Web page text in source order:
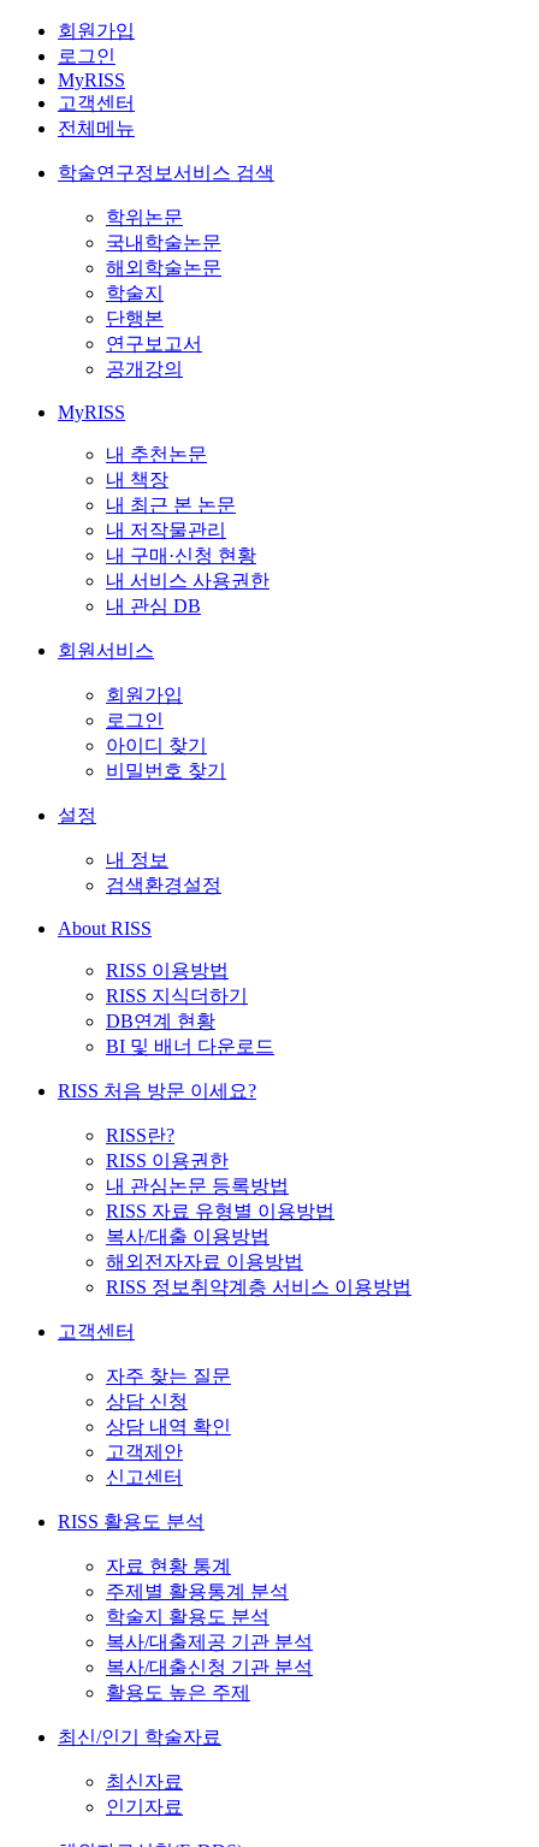
회원가입
로그인
MyRISS
고객센터
전체메뉴
학술연구정보서비스 검색
학위논문
국내학술논문
해외학술논문
학술지
단행본
연구보고서
공개강의
MyRISS
내 추천논문
내 책장
내 최근 본 논문
내 저작물관리
내 구매·신청 현황
내 서비스 사용권한
내 관심 DB
회원서비스
회원가입
로그인
아이디 찾기
비밀번호 찾기
설정
내 정보
검색환경설정
About RISS
RISS 이용방법
RISS 지식더하기
DB연계 현황
BI 및 배너 다운로드
RISS 처음 방문 이세요?
RISS란?
RISS 이용권한
내 관심논문 등록방법
RISS 자료 유형별 이용방법
복사/대출 이용방법
해외전자자료 이용방법
RISS 정보취약계층 서비스 이용방법
고객센터
자주 찾는 질문
상담 신청
상담 내역 확인
고객제안
신고센터
RISS 활용도 분석
자료 현황 통계
주제별 활용통계 분석
학술지 활용도 분석
복사/대출제공 기관 분석
복사/대출신청 기관 분석
활용도 높은 주제
최신/인기 학술자료
최신자료
인기자료